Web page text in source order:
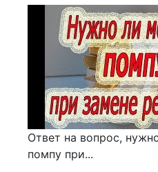
Ответ на вопрос,
помпу при...